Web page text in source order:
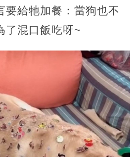
要給牠加餐：當狗也不
了混口飯吃呀~